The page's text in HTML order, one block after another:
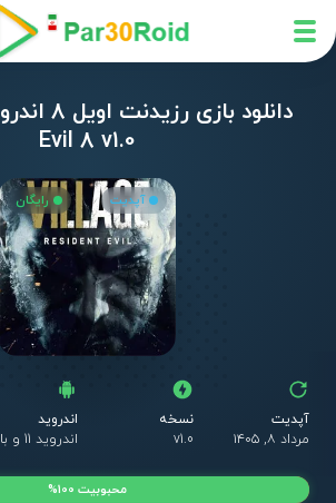
Evil 8 v1.0
آپدیت رایگان
آپدیت
مرداد ۸, ۱۴۰۵
نسخه
v1.0
اندروید
اندروید 11 و بالاتر
محبوبیت 100%